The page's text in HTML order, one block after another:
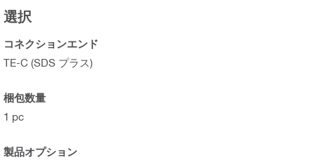
選択
コネクションエンド
TE-C (SDS プラス)
梱包数量
1 pc
製品オプション